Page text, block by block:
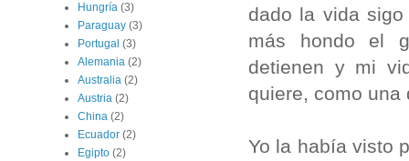
dado la vida
más hondo el
detienen y mi
quiere, como una
Yo la había visto
Hungría (3)
Paraguay (3)
Portugal (3)
Alemania (2)
Australia (2)
Austria (2)
China (2)
Ecuador (2)
Egipto (2)